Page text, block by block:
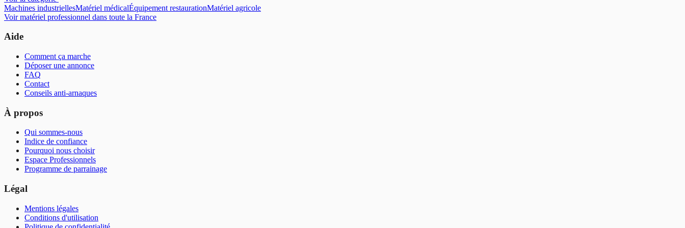
Machines industriellesMatériel médicalÉquipement restaurationMatériel agricole
Voirmatériel professionnel dans toute la France
Aide
Comment ça marche
Déposer une annonce
FAQ
Contact
Conseils anti-arnaques
À propos
Qui sommes-nous
Indice de confiance
Pourquoi nous choisir
Espace Professionnels
Programme de parrainage
Légal
Mentions légales
Conditions d'utilisation